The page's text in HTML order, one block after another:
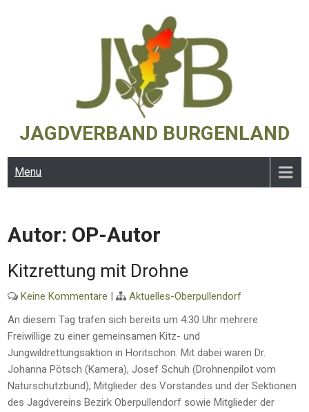
JAGDVERBAND BURGENLAND
Menu
Autor: OP-Autor
Kitzrettung mit Drohne
Keine Kommentare |
Aktuelles-Oberpullendorf
An diesem Tag trafen sich bereits um 4:30 Uhr mehrere
Freiwillige zu einer gemeinsamen Kitz- und
Jungwildrettungsaktion in Horitschon. Mit dabei waren Dr.
Johanna Pötsch (Kamera), Josef Schuh (Drohnenpilot vom
Naturschutzbund), Mitglieder des Vorstandes und der Sektionen
des Jagdvereins Bezirk Oberpullendorf sowie Mitglieder der